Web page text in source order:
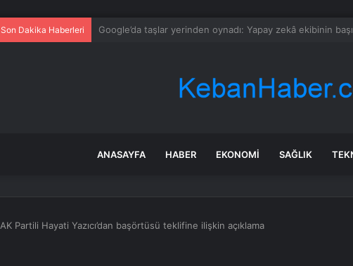
Son Dakika Haberleri Öykü Serter kimdir, ne iş yapıyor? Öykü Serter kaç
ANASAYFA HABER EKONOMI SAĞLIK
AK Partili Hayati Yazıcı’dan başörtüsü teklifine ilişkin açıklama